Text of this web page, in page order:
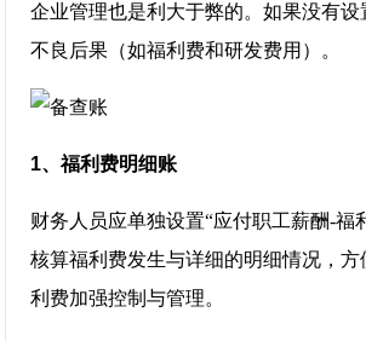
企业管理也是利大于弊的。如果没有设
不良后果（如福利费和研发费用）。
1、福利费明细账
财务人员应单独设置“应付职工薪酬-福
核算福利费发生与详细的明细情况，
利费加强控制与管理。